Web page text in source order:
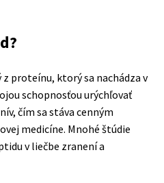
proteínu, ktorý sa nachádza v
schopnosťou urýchľovať
čím sa stáva cenným
medicíne. Mnohé štúdie
v liečbe zranení a